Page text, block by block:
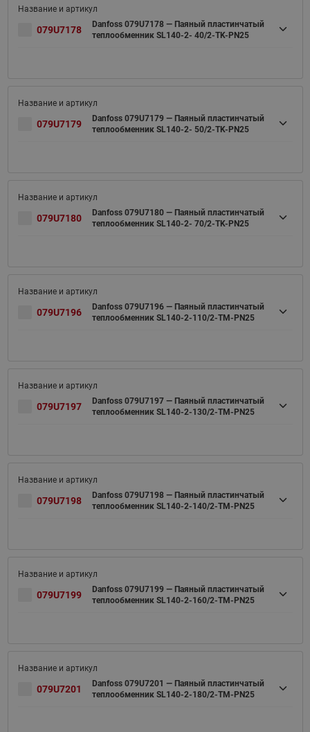
079U7178
Danfoss 079U7178 — Паяный пластинчатый
теплообменник SL140-2- 40/2-TK-PN25
079U7179
Danfoss 079U7179 — Паяный пластинчатый
теплообменник SL140-2- 50/2-TK-PN25
079U7180
Danfoss 079U7180 — Паяный пластинчатый
теплообменник SL140-2- 70/2-TK-PN25
079U7196
Danfoss 079U7196 — Паяный пластинчатый
теплообменник SL140-2-110/2-TM-PN25
079U7197
Danfoss 079U7197 — Паяный пластинчатый
теплообменник SL140-2-130/2-TM-PN25
079U7198
Danfoss 079U7198 — Паяный пластинчатый
теплообменник SL140-2-140/2-TM-PN25
079U7199
Danfoss 079U7199 — Паяный пластинчатый
теплообменник SL140-2-160/2-TM-PN25
079U7201
Danfoss 079U7201 — Паяный пластинчатый
теплообменник SL140-2-180/2-TM-PN25